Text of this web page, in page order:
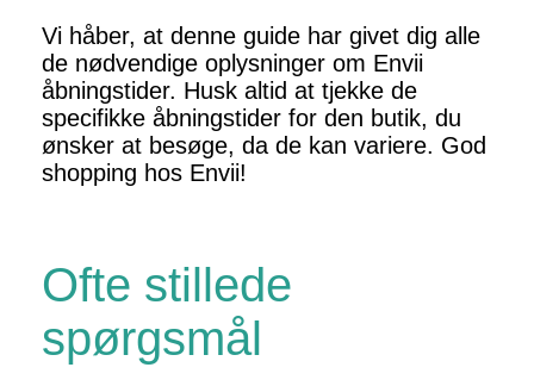
Vi håber, at denne guide har givet dig alle
de nødvendige oplysninger om Envii
åbningstider. Husk altid at tjekke de
specifikke åbningstider for den butik, du
ønsker at besøge, da de kan variere. God
shopping hos Envii!
Ofte stillede
spørgsmål